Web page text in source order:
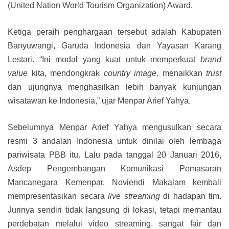
(United Nation World Tourism Organization) Award.
Ketiga peraih penghargaan tersebut adalah Kabupaten
Banyuwangi, Garuda Indonesia dan Yayasan Karang
Lestari. “Ini modal yang kuat untuk memperkuat brand
value kita, mendongkrak country image, menaikkan trust
dan ujungnya menghasilkan lebih banyak kunjungan
wisatawan ke Indonesia,” ujar Menpar Arief Yahya.
Sebelumnya Menpar Arief Yahya mengusulkan secara
resmi 3 andalan Indonesia untuk dinilai oleh lembaga
pariwisata PBB itu. Lalu pada tanggal 20 Januari 2016,
Asdep Pengembangan Komunikasi Pemasaran
Mancanegara Kemenpar, Noviendi Makalam kembali
mempresentasikan secara live streaming di hadapan tim.
Jurinya sendiri tidak langsung di lokasi, tetapi memantau
perdebatan melalui video streaming, sangat fair dan